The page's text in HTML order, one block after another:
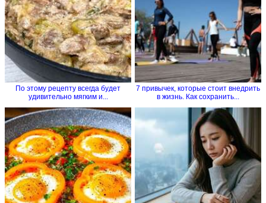
По этому рецепту всегда будет
удивительно мягким и...
7 привычек, которые стоит внедрить
в жизнь. Как сохранить...